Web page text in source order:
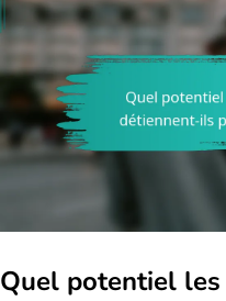
Quel potentiel les